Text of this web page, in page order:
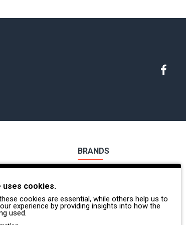
BRANDS
Coverguard
uses cookies.
cookies are essential, while others help us to
experience by providing insights into how the
used.